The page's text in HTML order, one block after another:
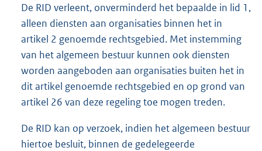
De RID verleent, onverminderd het bepaalde in lid 1,
alleen diensten aan organisaties binnen het in
artikel 2 genoemde rechtsgebied. Met instemming
van het algemeen bestuur kunnen ook diensten
worden aangeboden aan organisaties buiten het in
dit artikel genoemde rechtsgebied en op grond van
artikel 26 van deze regeling toe mogen treden.
De RID kan op verzoek, indien het algemeen bestuur
hiertoe besluit, binnen de gedelegeerde